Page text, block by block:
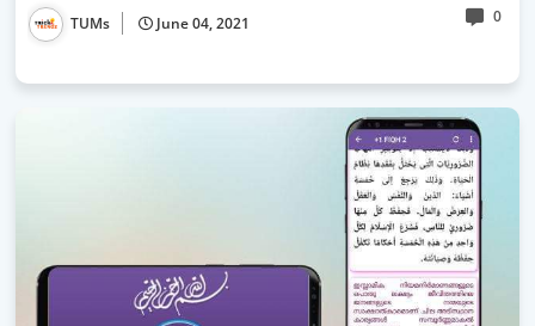
TUMs June 04, 2021 0